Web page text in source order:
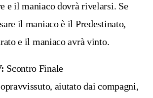
e il maniaco dovrà rivelarsi. Se
il maniaco è il Predestinato,
e il maniaco avrà vinto.
Scontro Finale
aiutato dai compagni,